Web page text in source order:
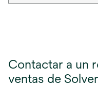
Contactar a un
ventas de